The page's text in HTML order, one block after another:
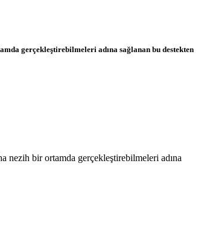
gerçekleştirebilmeleri adına sağlanan bu destekten
nezih bir ortamda gerçekleştirebilmeleri adına